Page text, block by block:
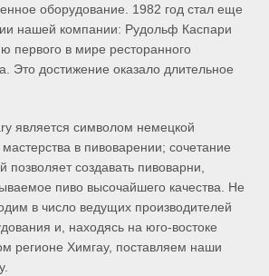
оборудование. 1982 год стал еще
нашей компании: Рудольф Каспари
первого в мире ресторанного
Это достижение оказало длительное
является символом немецкой
в пивоварении; сочетание
позволяет создавать пивоварни,
пиво высочайшего качества. Не
в число ведущих производителей
и, находясь на юго-востоке
регионе Химгау, поставляем наши